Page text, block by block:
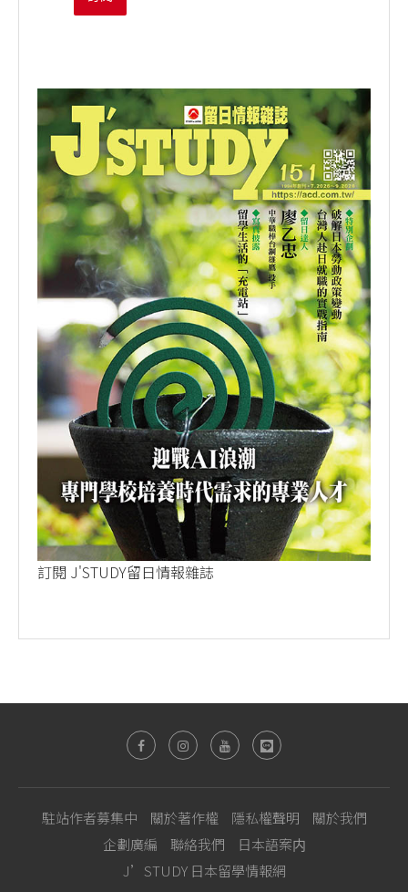
訂閱 J'STUDY留日情報雜誌
駐站作者募集中 關於著作權 隱私權聲明
關於我們
企劃廣編
聯絡我們
日本語案内
J’STUDY 日本留學情報網